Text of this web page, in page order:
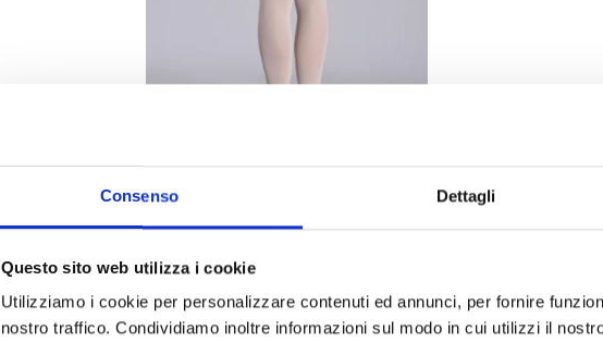
Consenso Dettagli
Questo sito web utilizza i cookie
Utilizziamo i cookie per personalizzare contenuti ed annunci, per fornire
nostro traffico. Condividiamo inoltre informazioni sul modo in cui utilizzi il
Pridance
Convertible
Code : convertible
€ 12,00
(€ 9,84 Tax excl.)